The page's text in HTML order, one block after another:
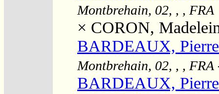
Montbrehain, 02, , , FRA
× CORON,
BARDEAUX,
Montbrehain, 02, , , FRA
BARDEAUX,